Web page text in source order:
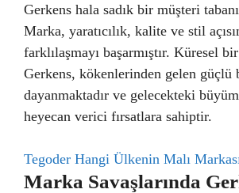
Gerkens hala sadık bir müşteri
Marka, yaratıcılık, kalite ve stil
farklılaşmayı başarmıştır. Küresel
Gerkens, kökenlerinden gelen güçlü
dayanmaktadır ve gelecekteki
heyecan verici fırsatlara sahiptir.
Tegoder Hangi Ülkenin Malı
Marka Savaşlarında